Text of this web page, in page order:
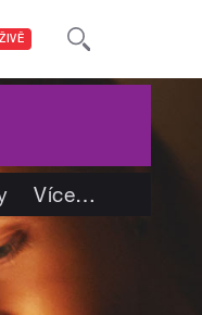
ŽIVĚ
Více…